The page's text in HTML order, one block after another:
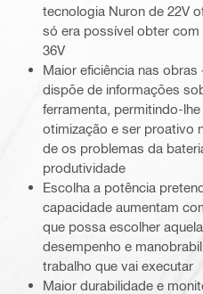
tecnologia Nuron de 22V
só era possível obter
36V
Maior eficiência nas
dispõe de informações
ferramenta, permitindo-
otimização e ser proativo
de os problemas da
produtividade
Escolha a potência
capacidade aumentam
que possa escolher
desempenho e
trabalho que vai executar
Maior durabilidade e